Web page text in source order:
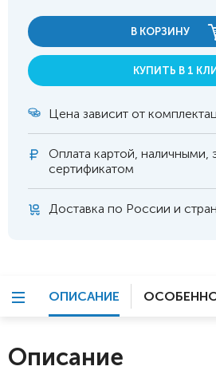
В КОРЗИНУ
КУПИТЬ В 1
Цена зависит от
Оплата картой, наличными,
сертификатом
Доставка по России и
ОПИСАНИЕ
Описание